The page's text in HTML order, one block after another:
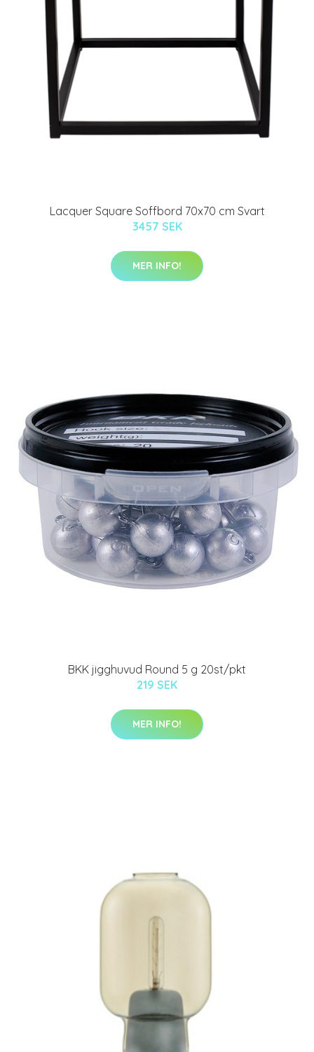
Lacquer Square Soffbord 70x70 cm Svart
3457 SEK
MER INFO!
BKK jigghuvud Round 5 g 20st/pkt
219 SEK
MER INFO!